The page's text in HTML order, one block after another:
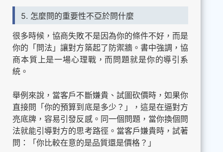
5. 怎麼問的重要性不亞於問什麼
很多時候，協商失敗不是因為你的條件不好，而是
你的「問法」讓對方築起了防禦牆。書中強調，協
商本質上是一場心理戰，而問題就是你的導引系
統。
舉例來說，當客戶不斷嫌貴、試圖砍價時，如果你
直接問「你的預算到底是多少？」，這是在逼對方
亮底牌，容易引發反感。同一個問題，當你換個問
法就能引導對方的思考路徑。當客戶嫌貴時，試著
問：「你比較在意的是品質還是價格？」